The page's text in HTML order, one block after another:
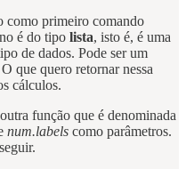
como primeiro comando
é do tipo lista, isto é, é uma
de dados. Pode ser um
que quero retornar nessa
cálculos.
função que é denominada
num.labels como parâmetros.